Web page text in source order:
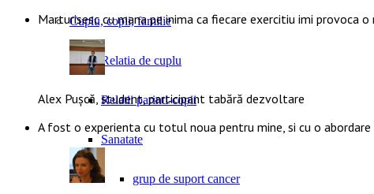
Cuplu, copii, familie
Relatia de cuplu
Relatii parinti-copii
Sanatate
grup de suport cancer
Marturisesc cu mana pe inima ca fiecare exercitiu imi provoca
Alex Pușcă, student, participant tabără dezvoltare
A fost o experienta cu totul noua pentru mine, si cu o